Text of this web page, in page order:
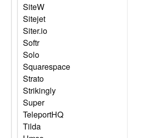
SiteW
Sitejet
Siter.io
Softr
Solo
Squarespace
Strato
Strikingly
Super
TeleportHQ
Tilda